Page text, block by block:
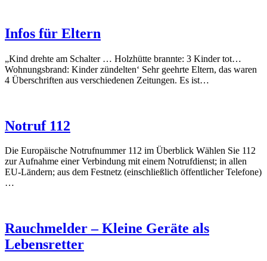
Infos für Eltern
„Kind drehte am Schalter … Holzhütte brannte: 3 Kinder tot…
Wohnungsbrand: Kinder zündelten‘ Sehr geehrte Eltern, das waren
4 Überschriften aus verschiedenen Zeitungen. Es ist…
Notruf 112
Die Europäische Notrufnummer 112 im Überblick Wählen Sie 112
zur Aufnahme einer Verbindung mit einem Notrufdienst; in allen
EU-Ländern; aus dem Festnetz (einschließlich öffentlicher Telefone)
…
Rauchmelder – Kleine Geräte als
Lebensretter